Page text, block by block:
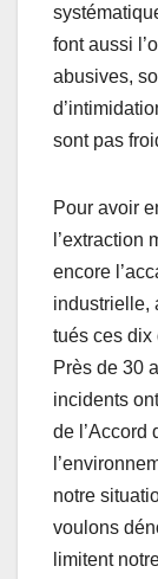
font aussi
abusives,
sont pas
Pour avoir
l’extraction
encore
industrielle,
tués ces dix
Près de 30
incidents
de l’Accord
notre
voulons
limitent